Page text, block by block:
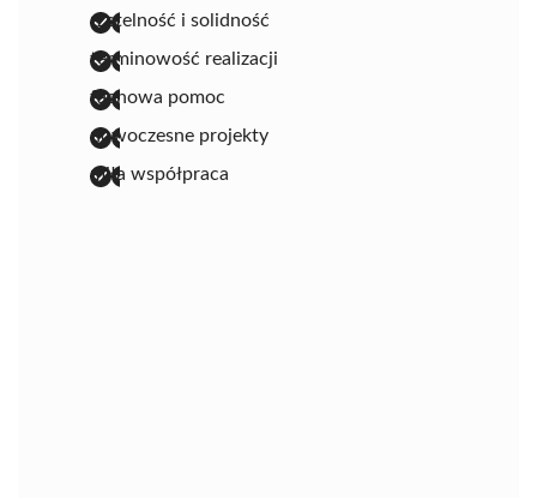
rzetelność i solidność
terminowość realizacji
fachowa pomoc
nowoczesne projekty
miła współpraca